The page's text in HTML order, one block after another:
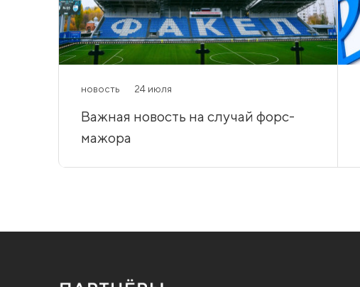
новость 24 июля
Важная новость на случай форс-
мажора